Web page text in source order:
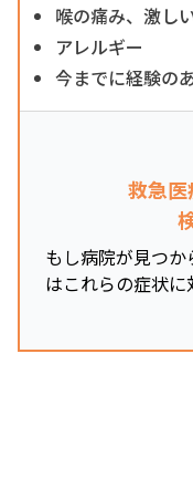
喉の痛み、激し
アレルギー
今までに経験の
救急
もし病院が見つ
はこれらの症状